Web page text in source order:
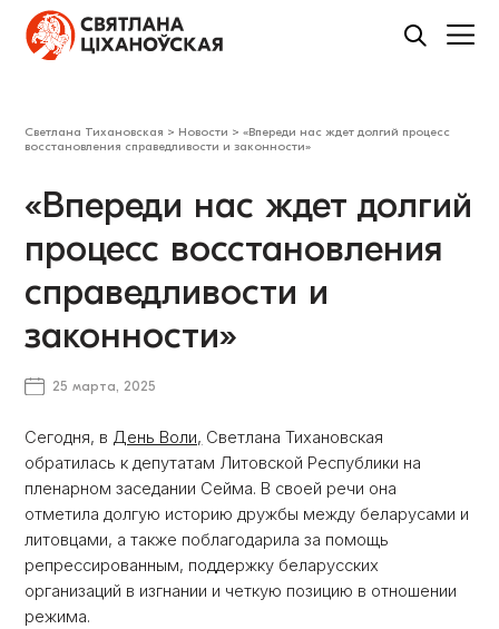
Светлана Тихановская > Новости >«Впереди нас ждет долгий процесс
восстановления справедливости и законности»
«Впереди нас ждет долгий
процесс восстановления
справедливости и
законности»
25 марта, 2025
Сегодня, в День Воли, Светлана Тихановская
обратилась к депутатам Литовской Республики на
пленарном заседании Сейма. В своей речи она
отметила долгую историю дружбы между беларусами и
литовцами, а также поблагодарила за помощь
репрессированным, поддержку беларусских
организаций в изгнании и четкую позицию в отношении
режима.